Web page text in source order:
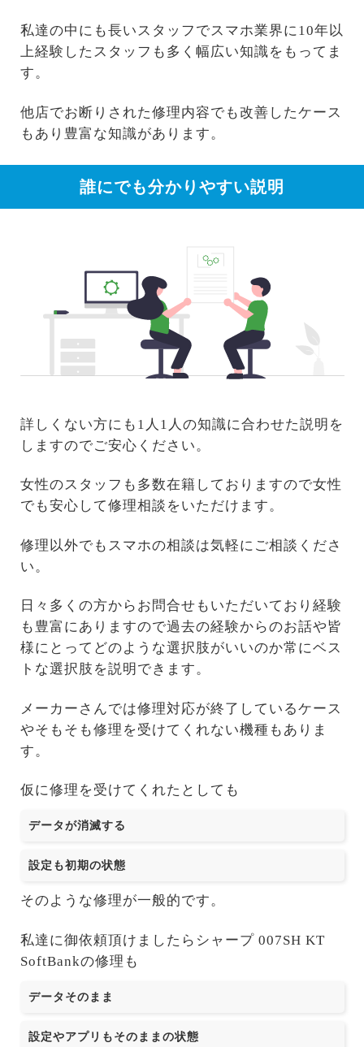
私達の中にも長いスタッフでスマホ業界に10年以
上経験したスタッフも多く幅広い知識をもってま
す。
他店でお断りされた修理内容でも改善したケース
もあり豊富な知識があります。
誰にでも分かりやすい説明
詳しくない方にも1人1人の知識に合わせた説明を
しますのでご安心ください。
女性のスタッフも多数在籍しておりますので女性
でも安心して修理相談をいただけます。
修理以外でもスマホの相談は気軽にご相談くださ
い。
日々多くの方からお問合せもいただいており経験
も豊富にありますので過去の経験からのお話や皆
様にとってどのような選択肢がいいのか常にベス
トな選択肢を説明できます。
メーカーさんでは修理対応が終了しているケース
やそもそも修理を受けてくれない機種もありま
す。
仮に修理を受けてくれたとしても
データが消滅する
設定も初期の状態
そのような修理が一般的です。
私達に御依頼頂けましたらシャープ 007SH KT
SoftBankの修理も
データそのまま
設定やアプリもそのままの状態